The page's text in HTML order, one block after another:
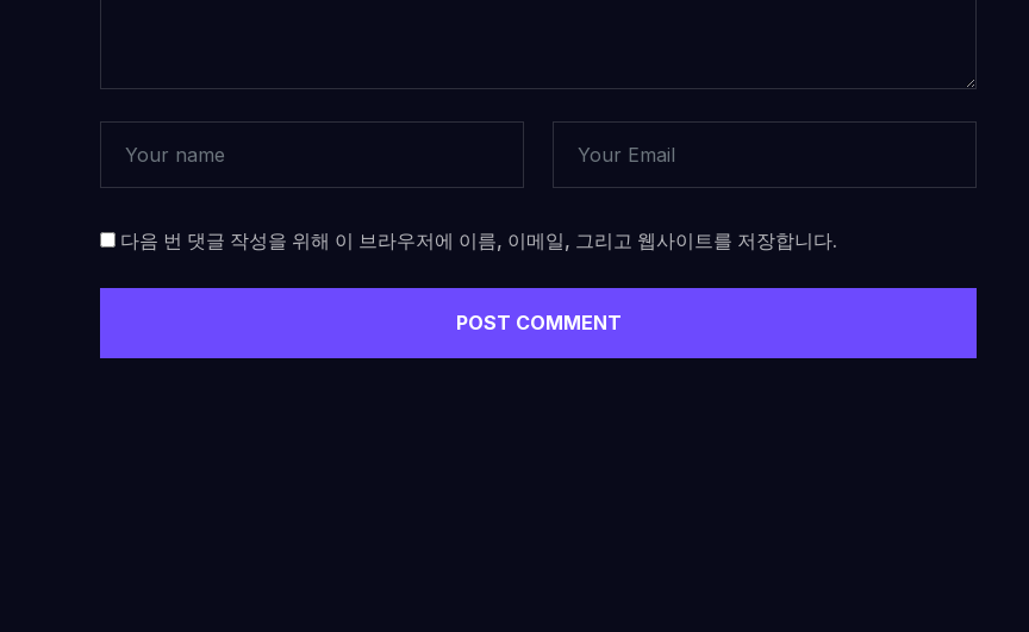
다음 번 댓글 작성을 위해 이 브라우저에 이름, 이메일, 그리고 웹사이트를 저장합니다.